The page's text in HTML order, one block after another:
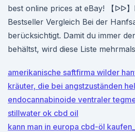
best online prices at eBay! 【ᐅᐅ
Bestseller Vergleich Bei der
berücksichtigt. Damit du immer
behältst, wird diese Liste
amerikanische saftfirma wilder
kräuter, die bei angstzuständen
endocannabinoide ventraler
stillwater ok cbd oil
kann man in europa cbd-öl kaufen_